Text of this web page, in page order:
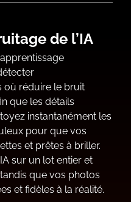
de l’IA
où réduire le bruit
que les détails
instantanément les
pour que vos
et prêtes à briller.
sur un lot entier et
que vos photos
et fidèles à la réalité.